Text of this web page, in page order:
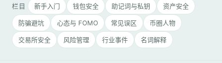
栏目 新手入门 钱包安全 助记词与私钥 资产安全
防骗避坑 心态与 FOMO 常见误区 币圈人物
交易所安全 风险管理 行业事件 名词解释